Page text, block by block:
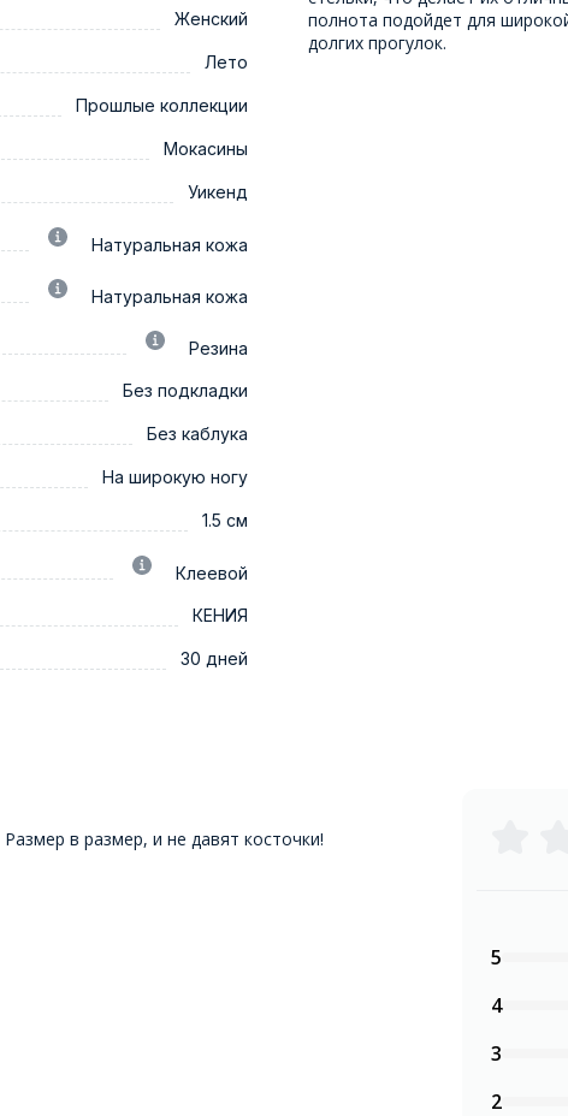
Женский
Лето
Прошлые коллекции
Мокасины
Уикенд
Натуральная кожа
Натуральная кожа
Резина
Без подкладки
Без каблука
На широкую ногу
1.5 см
Клеевой
КЕНИЯ
30 дней
полнота подойдет для
долгих прогулок.
в размер, и не давят косточки!
5
4
3
2